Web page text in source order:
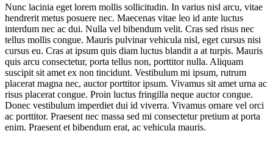
Nunc lacinia eget lorem mollis sollicitudin. In varius nisl arcu, vitae
hendrerit metus posuere nec. Maecenas vitae leo id ante luctus
interdum nec ac dui. Nulla vel bibendum velit. Cras sed risus nec
tellus mollis congue. Mauris pulvinar vehicula nisl, eget cursus nisi
cursus eu. Cras at ipsum quis diam luctus blandit a at turpis. Mauris
quis arcu consectetur, porta tellus non, porttitor nulla. Aliquam
suscipit sit amet ex non tincidunt. Vestibulum mi ipsum, rutrum
placerat magna nec, auctor porttitor ipsum. Vivamus sit amet urna ac
risus placerat congue. Proin luctus fringilla neque auctor congue.
Donec vestibulum imperdiet dui id viverra. Vivamus ornare vel orci
ac porttitor. Praesent nec massa sed mi consectetur pretium at porta
enim. Praesent et bibendum erat, ac vehicula mauris.